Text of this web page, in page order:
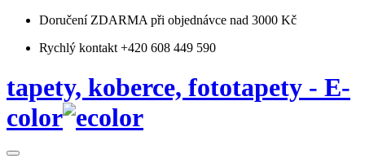
Doručení ZDARMA při objednávce nad 3000 Kč
Rychlý kontakt +420 608 449 590
tapety, koberce, fototapety - E-
color